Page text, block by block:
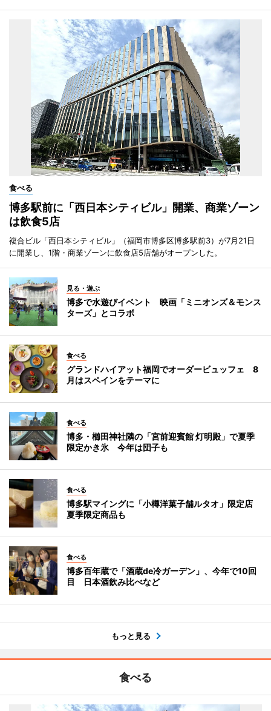
食べる
博多駅前に「西日本シティビル」開業、商業ゾーン
は飲食5店
複合ビル「西日本シティビル」（福岡市博多区博多駅前3）が7月21日
に開業し、1階・商業ゾーンに飲食店5店舗がオープンした。
見る・遊ぶ
博多で水遊びイベント 映画「ミニオンズ＆モンス
ターズ」とコラボ
食べる
グランドハイアット福岡でオーダービュッフェ 8
月はスペインをテーマに
食べる
博多・櫛田神社隣の「宮前迎賓館 灯明殿」で夏季
限定かき氷 今年は団子も
食べる
博多駅マイングに「小樽洋菓子舗ルタオ」限定店
夏季限定商品も
食べる
博多百年蔵で「酒蔵de冷ガーデン」、今年で10回
目 日本酒飲み比べなど
もっと見る
食べる